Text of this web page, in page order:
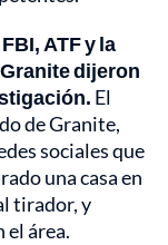
ATF y la
dijeron
El
de Granite,
sociales que
una casa en
tirador, y
el área.